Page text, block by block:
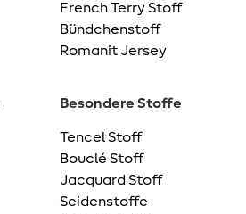
French Terry Stoff
Bündchenstoff
Romanit Jersey
Besondere Stoffe
Tencel Stoff
Bouclé Stoff
Jacquard Stoff
Seidenstoffe